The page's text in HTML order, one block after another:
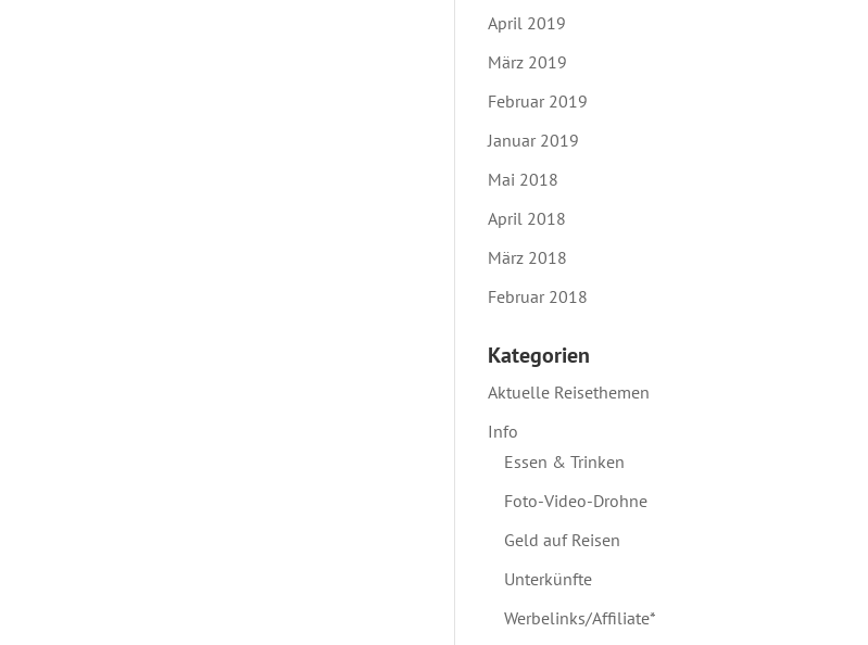
April 2019
März 2019
Februar 2019
Januar 2019
Mai 2018
April 2018
März 2018
Februar 2018
Kategorien
Aktuelle Reisethemen
Info
Essen & Trinken
Foto-Video-Drohne
Geld auf Reisen
Unterkünfte
Werbelinks/Affiliate*